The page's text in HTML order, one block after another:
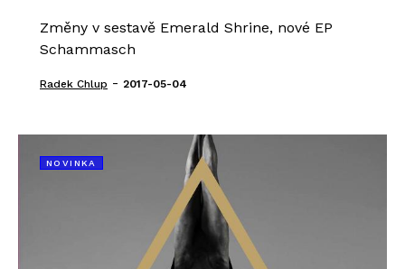
Změny v sestavě Emerald Shrine, nové EP
Schammasch
Radek Chlup - 2017-05-04
NOVINKA